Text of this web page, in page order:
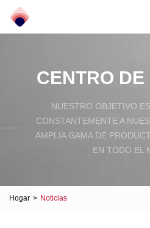
CENTRO
NUESTRO OBJETIVO
CONSTANTEMENTE A
AMPLIA GAMA DE
EN TODO EL
Hogar > Noticias